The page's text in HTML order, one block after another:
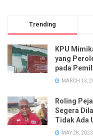
Trending
KPU Mimika
yang
pada
MARCH 13,
Roling
Segera
Tidak Ada
MAY 28, 2023